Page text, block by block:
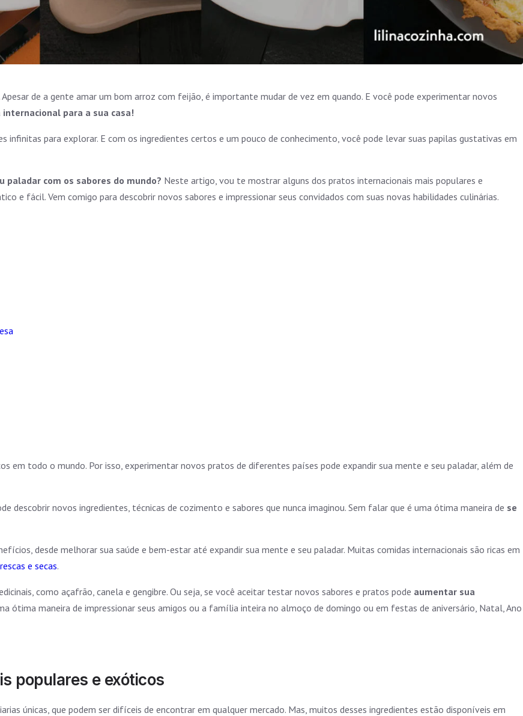
de a gente amar um bom arroz com feijão, é importante mudar de vez em quando. E você pode experimentar novos
internacional para a sua casa!
infinitas para explorar. E com os ingredientes certos e um pouco de conhecimento, você pode levar suas papilas gustativas em
paladar com os sabores do mundo? Neste artigo, vou te mostrar alguns dos pratos internacionais mais populares e
e fácil. Vem comigo para descobrir novos sabores e impressionar seus convidados com suas novas habilidades culinárias.
em todo o mundo. Por isso, experimentar novos pratos de diferentes países pode expandir sua mente e seu paladar, além de
descobrir novos ingredientes, técnicas de cozimento e sabores que nunca imaginou. Sem falar que é uma ótima maneira de se
desde melhorar sua saúde e bem-estar até expandir sua mente e seu paladar. Muitas comidas internacionais são ricas em
e secas.
como açafrão, canela e gengibre. Ou seja, se você aceitar testar novos sabores e pratos pode aumentar sua
ótima maneira de impressionar seus amigos ou a família inteira no almoço de domingo ou em festas de aniversário, Natal, Ano
populares e exóticos
únicas, que podem ser difíceis de encontrar em qualquer mercado. Mas, muitos desses ingredientes estão disponíveis em